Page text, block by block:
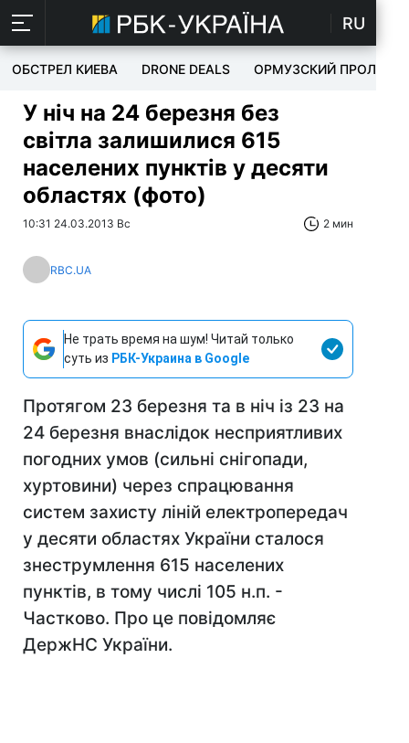
RU
ОБСТРЕЛ КИЕВА DRONE DEALS ОРМУЗСКИЙ ПРОЛИВ
У ніч на 24 березня без
світла залишилися 615
населених пунктів у десяти
областях (фото)
10:31 24.03.2013 Вс 2 мин
RBC.UA
Не трать время на шум! Читай только
суть из РБК-Украина в Google
Протягом 23 березня та в ніч із 23 на
24 березня внаслідок несприятливих
погодних умов (сильні снігопади,
хуртовини) через спрацювання
систем захисту ліній електропередач
у десяти областях України сталося
знеструмлення 615 населених
пунктів, в тому числі 105 н.п. -
Частково. Про це повідомляє
ДержНС України.